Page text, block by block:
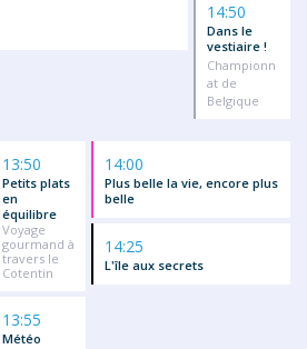
14:50
Dans le
vestiaire !
Championn
at de
Belgique
13:50
Petits plats
en
équilibre
Voyage
gourmand à
travers le
Cotentin
13:55
Météo
14:00
Plus belle la vie, encore plus
belle
14:25
L'île aux secrets